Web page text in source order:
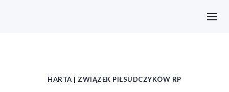
HARTA | ZWIĄZEK PIŁSUDCZYKÓW RP